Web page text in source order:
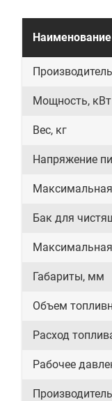
Наименование
Мощность, кВт
Вес, кг
Напряжение
Максимальная
Бак для
Максимальная
Габариты, мм
Объем
Расход
Рабочее
Производитель